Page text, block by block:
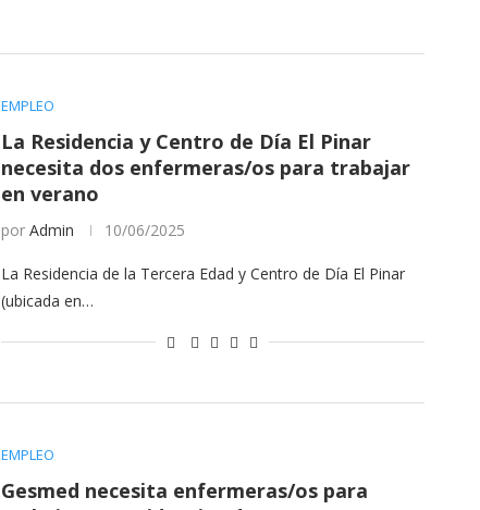
EMPLEO
La Residencia y Centro de Día El Pinar
necesita dos enfermeras/os para trabajar
en verano
por Admin 10/06/2025
La Residencia de la Tercera Edad y Centro de Día El Pinar
(ubicada en…
EMPLEO
Gesmed necesita enfermeras/os para